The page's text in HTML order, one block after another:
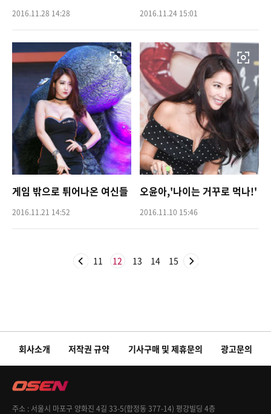
2016.11.28 14:28 2016.11.24 15:01
게임 밖으로 튀어나온 여신들
2016.11.21 14:52
오윤아,'나이는 거꾸로 먹나!'
2016.11.10 15:46
11 12 13 14 15
회사소개 저작권 규약 기사구매 및 제휴문의 광고문의
주소 서울시 마포구 양화진 4길 33-5(합정동 377-14) 평강빌딩 4층